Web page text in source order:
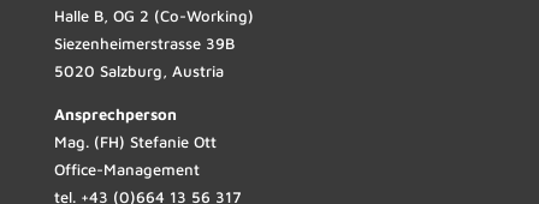
Halle B, OG 2 (Co-Working)
Siezenheimerstrasse 39B
5020 Salzburg, Austria
Ansprechperson
Mag. (FH) Stefanie Ott
Office-Management
tel. +43 (0)664 13 56 317